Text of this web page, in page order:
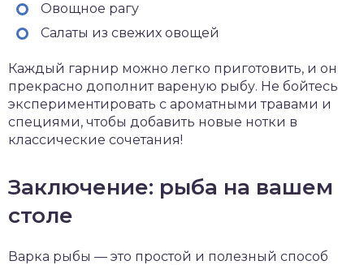
Овощное рагу
Салаты из свежих овощей
Каждый гарнир можно легко приготовить, и он
прекрасно дополнит вареную рыбу. Не бойтесь
экспериментировать с ароматными травами и
специями, чтобы добавить новые нотки в
классические сочетания!
Заключение: рыба на вашем
столе
Варка рыбы — это простой и полезный способ